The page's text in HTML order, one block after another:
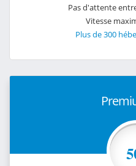
Pas d'attente
Vitesse
Plus de 300